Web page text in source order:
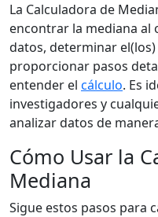
La Calculadora de
encontrar la mediana
datos, determinar
proporcionar pasos
entender el cálculo. Es
investigadores y
analizar datos de
Cómo Usar la
Mediana
Sigue estos pasos para